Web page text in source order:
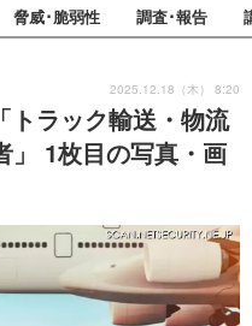
脅威･脆弱性 調査･報告
ラック輸送・物流
」 1枚目の写真・画
2025.12.18（木） 8:20